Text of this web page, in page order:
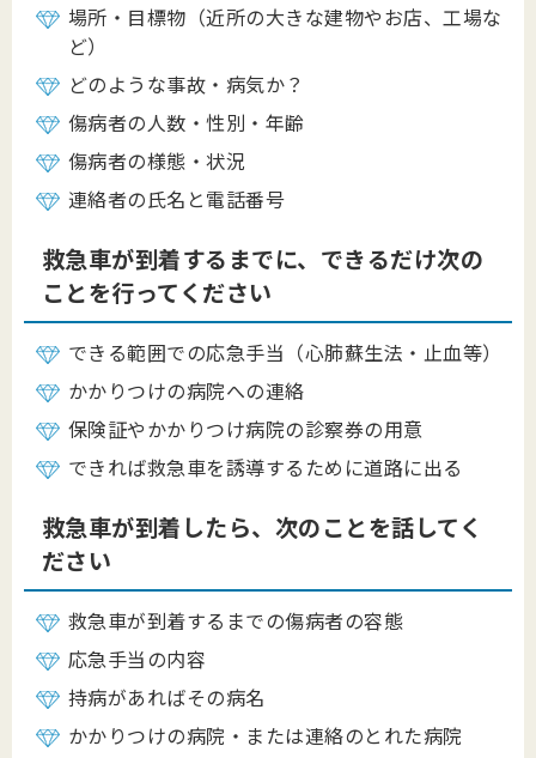
場所・目標物（近所の大きな建物やお店、工場な
ど）
どのような事故・病気か？
傷病者の人数・性別・年齢
傷病者の様態・状況
連絡者の氏名と電話番号
救急車が到着するまでに、できるだけ次の
ことを行ってください
できる範囲での応急手当（心肺蘇生法・止血等）
かかりつけの病院への連絡
保険証やかかりつけ病院の診察券の用意
できれば救急車を誘導するために道路に出る
救急車が到着したら、次のことを話してく
ださい
救急車が到着するまでの傷病者の容態
応急手当の内容
持病があればその病名
かかりつけの病院・または連絡のとれた病院